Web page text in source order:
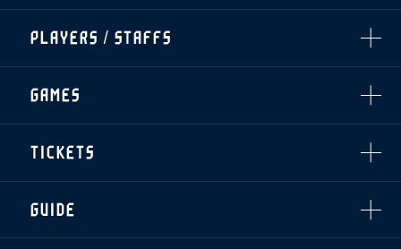
TOPICS
CLUB
TOP TEAM
THESPARK
OTHER
PLAYERS / STAFFS
トレーニング見学について
・注意事項
・練習場ごとの注意事項
GAMES
順位表
ホームイベント情報
TICKETS
・前売・当日チケット
・発売日
GUIDE